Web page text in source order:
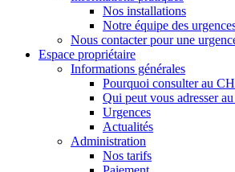
Nos installations
Notre équipe des
Nous contacter pour une
Espace propriétaire
Informations générales
Pourquoi consulter au
Qui peut vous adresser
Urgences
Actualités
Administration
Nos tarifs